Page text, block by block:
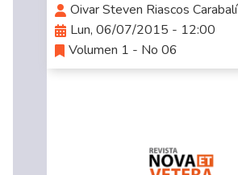
Oivar Steven Riascos Carabalí
Lun, 06/07/2015 - 12:00
Volumen 1 - No 06